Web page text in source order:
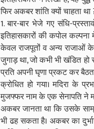
फिर अकबर शांति क्यों चाहता था
1. बार-बार भेजे गए संधि-
इतिहासकारों की कपोल
केवल राजपूतों व अन्य राजाओं
जुगाड़ था, जो कभी भी खंडित
प्रति अपनी घृणा प्रकट कर
क्रोधित हो गया। मदिरा के
मुजफ्फर नाम के एक सेनापति ने
अकबर जानता था कि उसके
भी ढह सकता है। अकबर का